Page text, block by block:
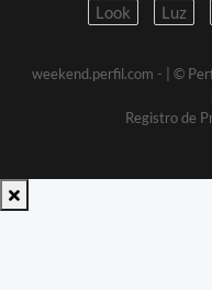
Look
Luz
weekend.perfil.com -
| ©
Registro de